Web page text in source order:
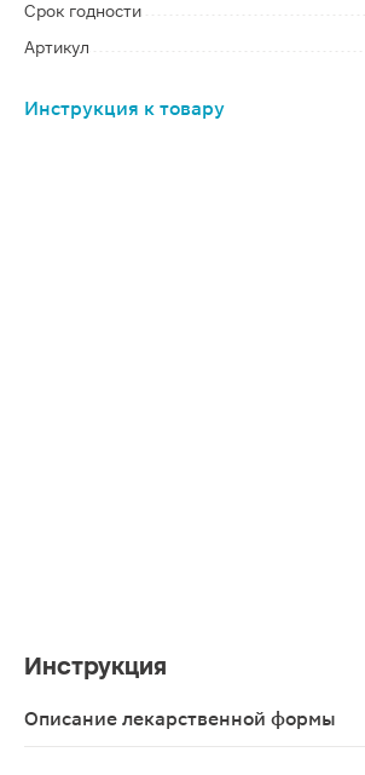
Срок годности
Артикул
Инструкция к товару
Инструкция
Описание лекарственной формы